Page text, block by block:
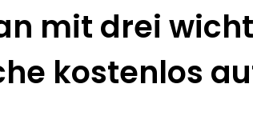
mit drei
kostenlos